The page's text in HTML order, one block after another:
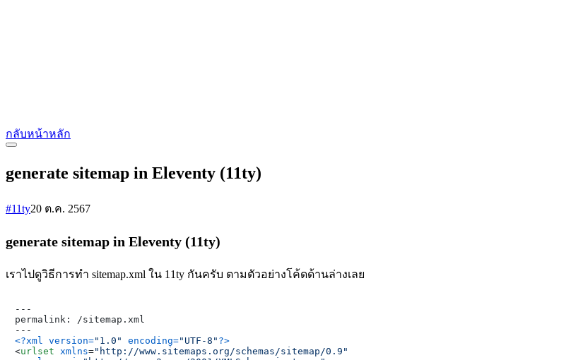
กลับหน้าหลัก
generate sitemap in Eleventy (11ty)
#11ty20 ต.ค. 2567
generate sitemap in Eleventy (11ty)
เราไปดูวิธีการทำ sitemap.xml ใน 11ty กันครับ ตามตัวอย่างโค้ดด้านล่างเลย
---
permalink: /sitemap.xml
<?xml version="1.0" encoding="UTF-8" ?>
<urlset xmlns="http://www.sitemaps.org/schemas/sitemap/0.9"